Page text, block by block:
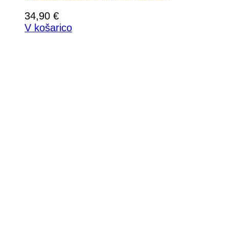
34,90 €
V košarico